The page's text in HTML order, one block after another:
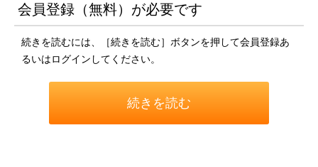
会員登録（無料）が必要です
続きを読むには、［続きを読む］ボタンを押して会員登録あ
るいはログインしてください。
続きを読む